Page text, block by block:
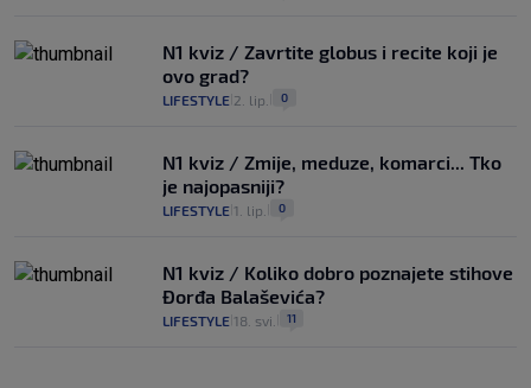
N1 kviz / Zavrtite globus i recite koji je
ovo grad?
LIFESTYLE 2. lip. 0
N1 kviz / Zmije, meduze, komarci... Tko
je najopasniji?
LIFESTYLE 1. lip. 0
N1 kviz / Koliko dobro poznajete stihove
Đorđa Balaševića?
LIFESTYLE 18. svi. 11